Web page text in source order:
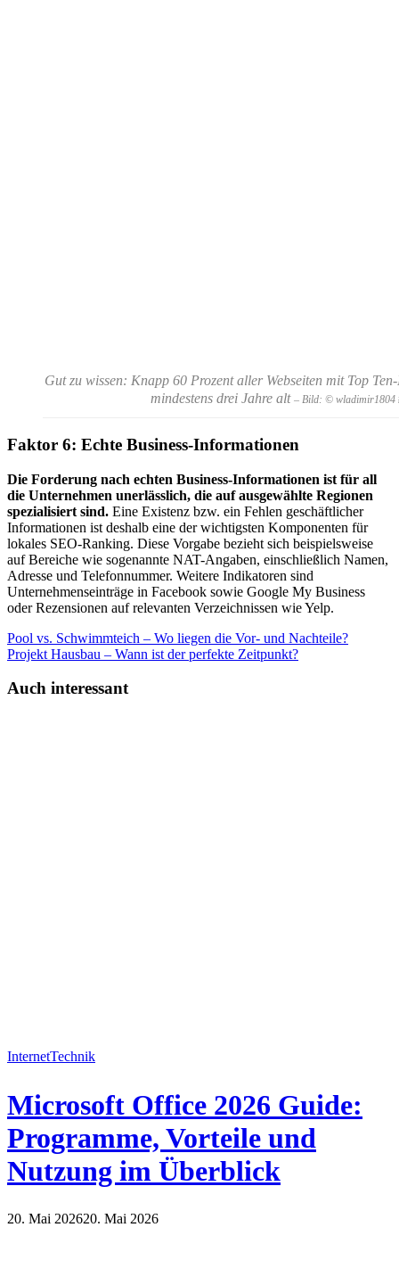
Gut zu wissen: Knapp 60 Prozent aller Webseiten mit Top
mindestens drei Jahre alt – Bild: © wladimir1804
Faktor 6: Echte Business-Informationen
Die Forderung nach echten Business-Informationen ist für all
die Unternehmen unerlässlich, die auf ausgewählte Regionen
spezialisiert sind. Eine Existenz bzw. ein Fehlen geschäftlicher
Informationen ist deshalb eine der wichtigsten Komponenten für
lokales SEO-Ranking. Diese Vorgabe bezieht sich beispielsweise
auf Bereiche wie sogenannte NAT-Angaben, einschließlich Namen,
Adresse und Telefonnummer. Weitere Indikatoren sind
Unternehmenseinträge in Facebook sowie Google My Business
oder Rezensionen auf relevanten Verzeichnissen wie Yelp.
Pool vs. Schwimmteich – Wo liegen die Vor- und Nachteile?
Projekt Hausbau – Wann ist der perfekte Zeitpunkt?
Auch interessant
InternetTechnik
Microsoft Office 2026 Guide:
Programme, Vorteile und
Nutzung im Überblick
20. Mai 202620. Mai 2026